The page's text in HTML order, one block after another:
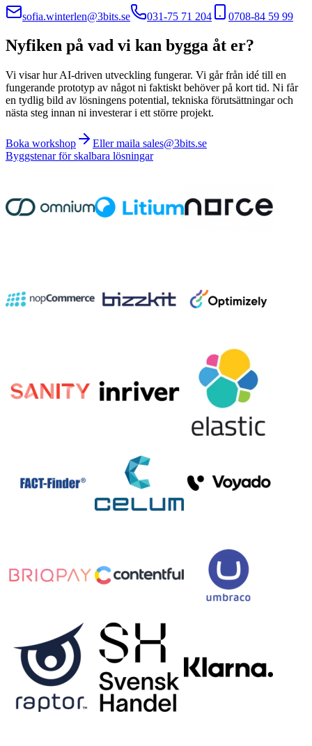
sofia.winterlen@3bits.se 031-75 71 204 0708-84 59 99
Nyfiken på vad vi kan bygga åt er?
Vi visar hur AI-driven utveckling fungerar. Vi går från idé till en
fungerande prototyp av något ni faktiskt behöver på kort tid. Ni får
en tydlig bild av lösningens potential, tekniska förutsättningar och
nästa steg innan ni investerar i ett större projekt.
Boka workshop
Eller maila sales@3bits.se
Byggstenar för skalbara lösningar